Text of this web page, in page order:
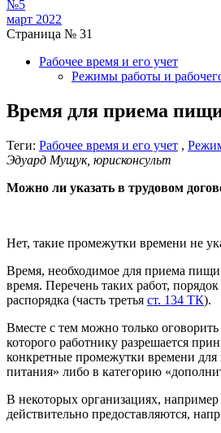
№5
март 2022
Страница № 31
Рабочее время и его учет
Режимы работы и
Время для приема
Теги: Рабочее время и его учет ,
Эдуард Мущук, юрисконсульт
Можно ли указать в трудовом
Нет, такие промежутки времени не
Время, необходимое для приема пищи
время. Перечень таких работ,
распорядка (часть третья ст. 134 ТК).
Вместе с тем можно только
которого работнику разрешается
конкретные промежутки времени для
питания» либо в категорию
В некоторых организациях, например
действительно предоставляются,